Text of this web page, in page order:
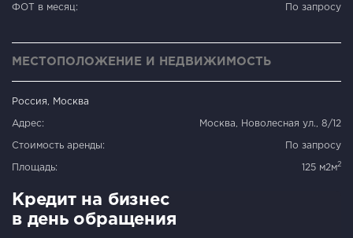
ФОТ в месяц: По запросу
МЕСТОПОЛОЖЕНИЕ И НЕДВИЖИМОСТЬ
Россия, Москва
Адрес: Москва, Новолесная ул., 8/12
Стоимость аренды: По запросу
Площадь: 125 м2м2
Кредит на бизнес
в день обращения